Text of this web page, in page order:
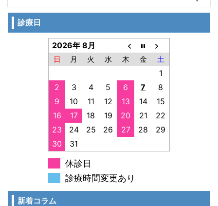
診療日
2026年 8月
日 月 火 水 木 金 土
1
2
3 4 5 6 7
8
9
10 11 12 13 14
15
16
17 18 19 20 21
22
23
24 25 26 27 28
29
30
31
休診日
診療時間変更あり
新着コラム